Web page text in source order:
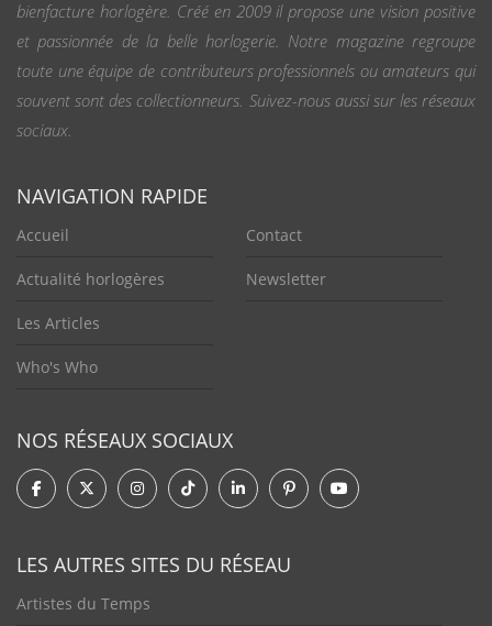
bienfacture horlogère. Créé en 2009 il propose une vision positive
et passionnée de la belle horlogerie. Notre magazine regroupe
toute une équipe de contributeurs professionnels ou amateurs qui
souvent sont des collectionneurs. Suivez-nous aussi sur les réseaux
sociaux.
NAVIGATION RAPIDE
Accueil
Actualité horlogères
Les Articles
Who's Who
Contact
Newsletter
NOS RÉSEAUX SOCIAUX
LES AUTRES SITES DU RÉSEAU
Artistes du Temps